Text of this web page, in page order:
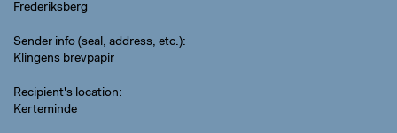
Frederiksberg
Sender info (seal, address, etc.)
Klingens brevpapir
Recipient's location
Kerteminde